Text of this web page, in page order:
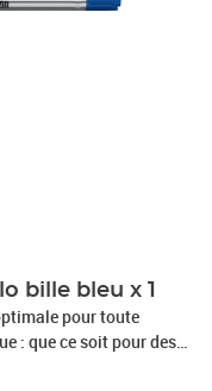
bille bleu x 1
pour toute
: que ce soit pour des
privés.